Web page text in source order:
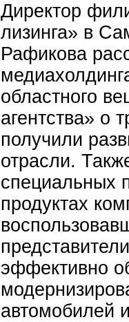
Директор
лизинга» в
Рафикова
областного
агентства» о
получили
отрасли.
специальных
продуктах
эффективно
автомобилей